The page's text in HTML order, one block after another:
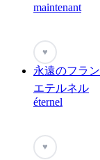
maintenant
♥
永遠のフラ
エテルネル
éternel
♥